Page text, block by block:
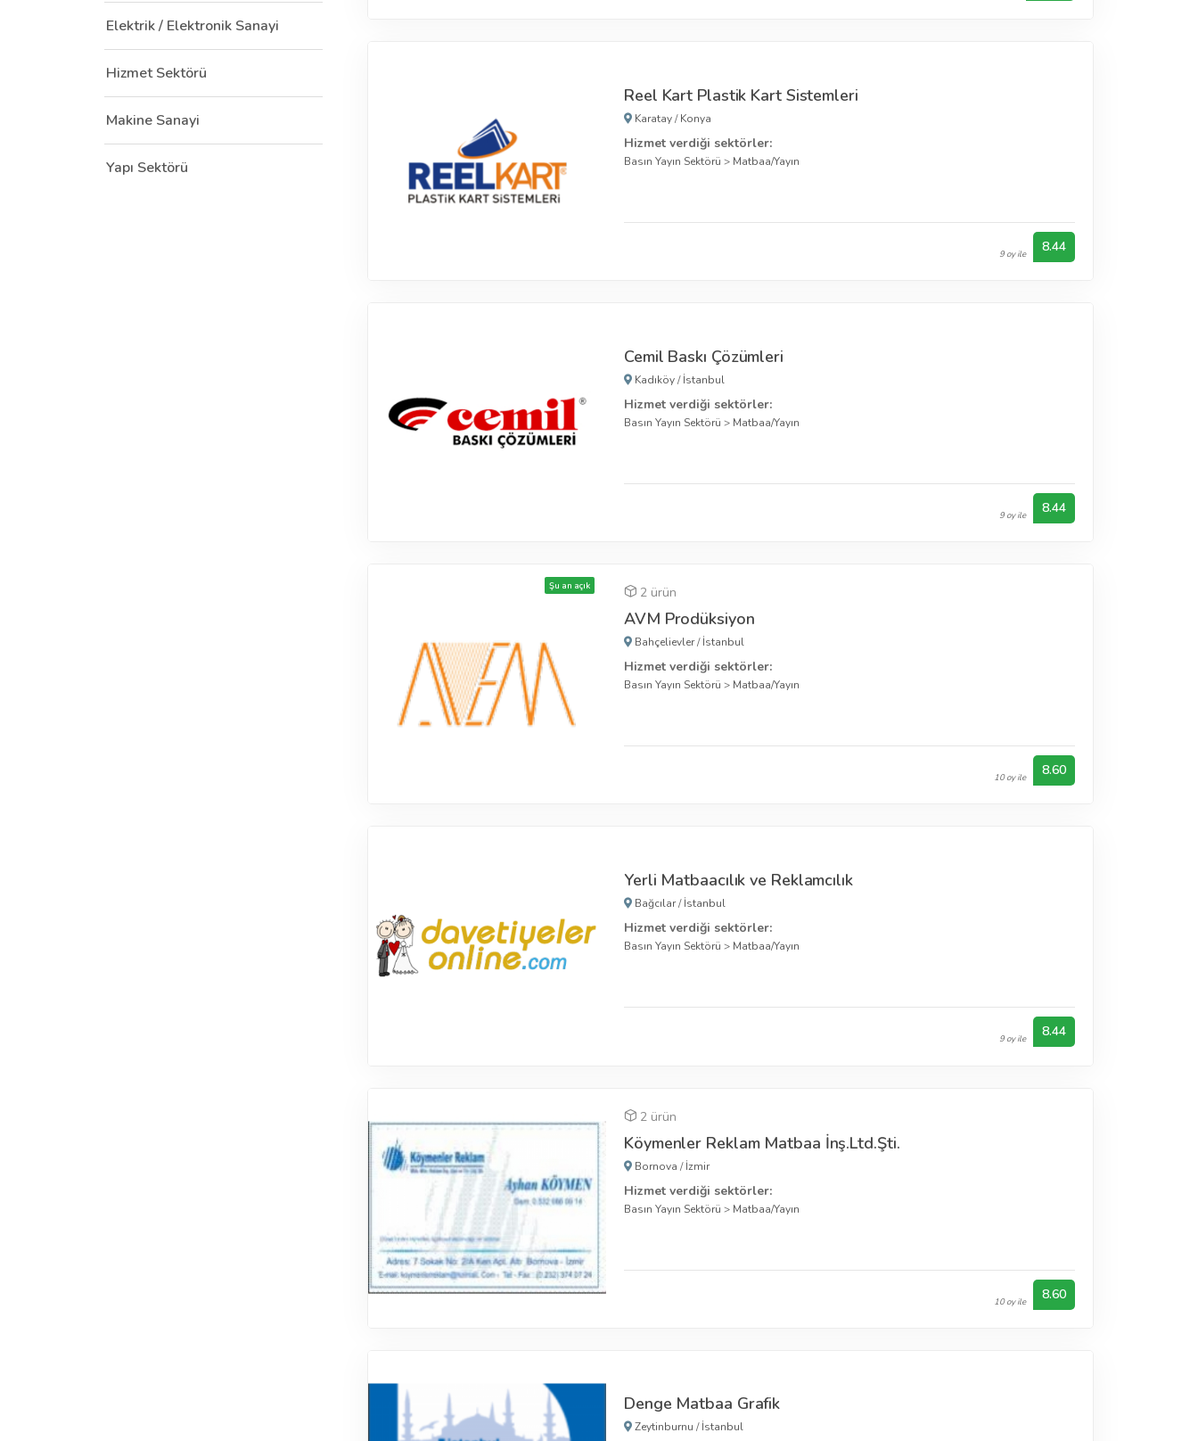
Reel Kart Plastik Kart Sistemleri
Karatay/Konya
Hizmet verdiği sektörler:
Basın Yayın Sektörü > Matbaa/Yayın
9 oy ile 8.44
Cemil Baskı Çözümleri
Kadıköy/İstanbul
Hizmet verdiği sektörler:
Basın Yayın Sektörü > Matbaa/Yayın
9 oy ile 8.44
Şu an açık 2 ürün
AVM Prodüksiyon
Bahçelievler/İstanbul
Hizmet verdiği sektörler:
Basın Yayın Sektörü > Matbaa/Yayın
10 oy ile 8.60
Yerli Matbaacılık ve Reklamcılık
Bağcılar/İstanbul
Hizmet verdiği sektörler:
Basın Yayın Sektörü > Matbaa/Yayın
9 oy ile 8.44
2 ürün
Köymenler Reklam Matbaa İnş.Ltd.Şti.
Bornova /İzmir
Hizmet verdiği sektörler:
Basın Yayın Sektörü > Matbaa/Yayın
10 oy ile 8.60
Denge Matbaa Grafik
Zeytinburnu /İstanbul
Elektrik / Elektronik Sanayi
Hizmet Sektörü
Makine Sanayi
Yapı Sektörü